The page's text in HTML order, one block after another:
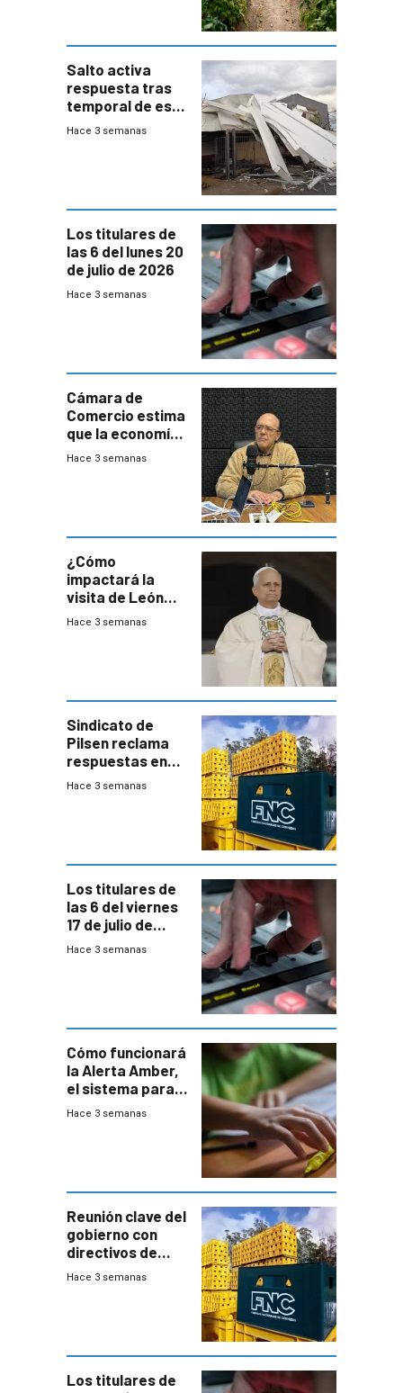
Salto activa
respuesta tras
temporal de este
sábado con
Hace 3 semanas
Los titulares de
las 6 del lunes 20
de julio de 2026
Hace 3 semanas
Cámara de
Comercio estima
que la economía
crecerá 1,6%
Hace 3 semanas
¿Cómo
impactará la
visita de León
XIV a Uruguay?
Hace 3 semanas
Sindicato de
Pilsen reclama
respuestas en
medio de
Hace 3 semanas
Los titulares de
las 6 del viernes
17 de julio de
2026
Hace 3 semanas
Cómo funcionará
la Alerta Amber,
el sistema para
la búsqueda
Hace 3 semanas
Reunión clave del
gobierno con
directivos de
Fábricas
Hace 3 semanas
Los titulares de